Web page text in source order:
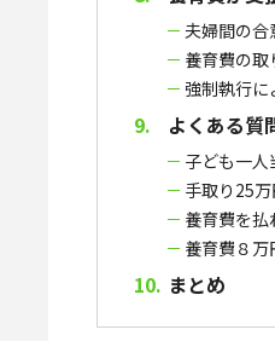
夫婦間の合
養育費の
強制執行に
よくある質
子ども一人
手取り25
養育費を払
養育費８万
まとめ